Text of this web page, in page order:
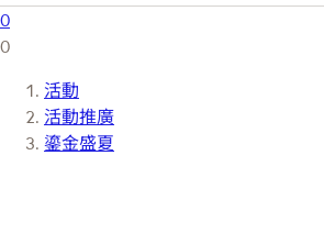
0
0
活動
活動推廣
鎏金盛夏